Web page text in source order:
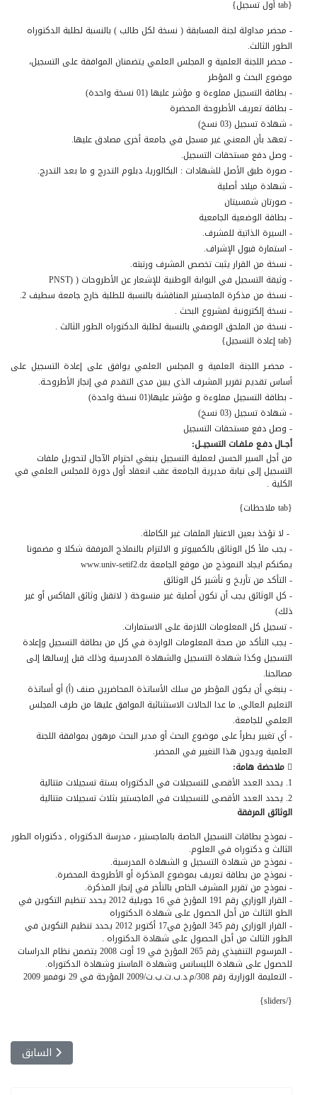
{tab أول تسجيل}
- محضر مداولة لجنة المسابقة ( نسخة لكل طالب ) بالنسبة لطلبة الدكتوراه
الطور الثالث.
- محضر اللجنة العلمية و المجلس العلمي يتضمنان الموافقة على التسجيل،
موضوع البحث و المؤطر
- بطاقة التسجيل مملوءة و مؤشر عليها (01 نسخة واحدة)
- بطاقة تعريف الأطروحة المحضرة
- شهادة تسجيل (03 نسخ)
- تعهد بأن المعني غير مسجل في جامعة أخرى مصادق عليها.
- وصل دفع مستحقات التسجيل.
- صورة طبق الأصل للشهادات : البكالوريا، دبلوم التدرج و ما بعد التدرج.
- شهادة ميلاد أصلية
- صورتان شمسيتان
- بطاقة الوضعية الجامعية
- السيرة الذاتية للمشرف.
- استمارة قبول الإشراف.
- نسخة من القرار يثبت تخصص المشرف ورتبته.
- وثيقة التسجيل في البوابة الوطنية للإشعار عن الأطروحات ( (PNST
- نسخة من مذكرة الماجستير المناقشة بالنسبة للطلبة خارج جامعة سطيف 2.
- نسخة إلكترونية لمشروع البحث .
- نسخة من الملحق الوصفي بالنسبة لطلبة الدكتوراه الطور الثالث .
{tab إعادة التسجيل}
- محضـر اللجنة العلمية و المجلس العلمي يوافق على إعادة التسجيل على
أساس تقديم تقرير المشرف الذي يبين مدى التقدم في إنجاز الأطروحـة.
- بطاقة التسجيل مملوءة و مؤشر عليها(01 نسخة واحدة)
- شهادة تسجيل (03 نسخ)
- وصل دفع مستحقات التسجيل
أجــال دفـع مـلفـات التسجيــل:
من أجل السير الحسن لعملية التسجيل ينبغي احترام الآجال لتحويل ملفات
التسجيل إلى نيابة مديرية الجامعة عقب انعقاد أول دورة للمجلس العلمي في
الكلية .
{tab ملاحظات}
- لا تؤخذ بعين الاعتبار الملفات غير الكاملة.
- يجب ملأ كل الوثائق بالكمبيوتر و الالتزام بالنماذج المرفقة شكلا و مضمونا
يمكنكم ايجاد النموذج من موقع الجامعة www.univ-setif2.dz
- التأكد من تأريخ و تأشير كل الوثائق
- كل الوثائق يجب أن تكون أصلية غير منسوخة ( لاتقبل وثائق الفاكس أو غير
ذلك)
- تسجيل كل المعلومات اللازمة على الاستمارات.
- يجب التأكد من صحة المعلومات الواردة في كل من بطاقة التسجيل وإعادة
التسجيل وكذا شهادة التسجيل والشهادة المدرسية وذلك قبل إرسالها إلى
مصالحنا.
- ينبغي أن يكون المؤطر من سلك الأساتذة المحاضرين صنف (أ) أو أساتذة
التعليم العالي, ما عدا الحالات الاستثنائية الموافق عليها من طرف المجلس
العلمي للجامعة.
- أي تغيير يطرأ على موضوع البحث أو مدير البحث مرهون بموافقة اللجنة
العلمية ويدون هذا التغيير في المحضر.
 ملاحضة هامة:
1. يحدد العدد الأقصى للتسجيلات في الدكتوراه بستة تسجيلات متتالية
2. يحدد العدد الأقصى للتسجيلات في الماجستير بثلاث تسجيلات متتالية
الوثائق المرفقة
- نموذج بطاقات التسجيل الخاصة بالماجستير ، مدرسة الدكتوراه , دكتوراه الطور
الثالث و دكتوراه في العلوم.
- نموذج من شهادة التسجيل و الشهادة المدرسية.
- نموذج من بطاقة تعريف بموضوع المذكرة أو الأطروحة المحضرة.
- نموذج من تقرير المشرف الخاص بالتأخر في إنجاز المذكرة.
- القرار الوزاري رقم 191 المؤرخ في 16 جويلية 2012 يحدد تنظيم التكوين في
الطو الثالث من أجل الحصول على شهادة الدكتوراه
- القرار الوزاري رقم 345 المؤرخ في17 أكتوبر 2012 يحدد تنظيم التكوين في
الطور الثالث من أجل الحصول على شهادة الدكتوراه .
- المرسوم التنفيذي رقم 265 المؤرخ في 19 أوت 2008 يتضمن نظام الدراسات
للحصول على شهادة الليسانس وشهادة الماستر وشهادة الدكتوراه.
- التعليمة الوزارية رقم 308/م.د.ب.ت.ب.ت/2009 المؤرخة في 29 نوفمبر 2009
{/sliders}
المقال
السابق